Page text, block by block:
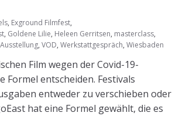
, Exground Filmfest,
, Goldene Lilie, Heleen Gerritsen, masterclass,
, VOD, Werkstattgespräch, Wiesbaden
Film wegen der Covid-19-
entscheiden. Festivals
entweder zu verschieben oder
hat eine Formel gewählt, die es